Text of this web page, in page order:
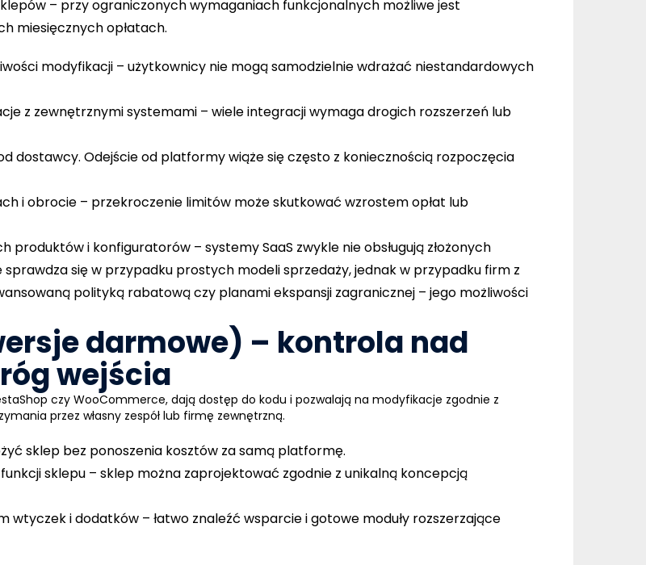
– przy ograniczonych wymaganiach funkcjonalnych możliwe jest
miesięcznych opłatach.
modyfikacji – użytkownicy nie mogą samodzielnie wdrażać niestandardowych
z zewnętrznymi systemami – wiele integracji wymaga drogich rozszerzeń lub
dostawcy. Odejście od platformy wiąże się często z koniecznością rozpoczęcia
i obrocie – przekroczenie limitów może skutkować wzrostem opłat lub
produktów i konfiguratorów – systemy SaaS zwykle nie obsługują złożonych
sprawdza się w przypadku prostych modeli sprzedaży, jednak w przypadku firm z
polityką rabatową czy planami ekspansji zagranicznej – jego możliwości
darmowe) – kontrola nad
wejścia
czy WooCommerce, dają dostęp do kodu i pozwalają na modyfikacje zgodnie z
przez własny zespół lub firmę zewnętrzną.
sklep bez ponoszenia kosztów za samą platformę.
sklepu – sklep można zaprojektować zgodnie z unikalną koncepcją
wtyczek i dodatków – łatwo znaleźć wsparcie i gotowe moduły rozszerzające